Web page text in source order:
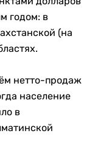
годом: в
(на
нетто-продаж
население
в